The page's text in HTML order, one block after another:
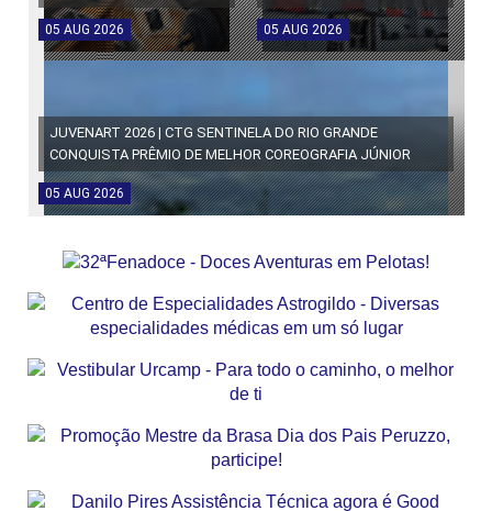
05 AUG 2026 05 AUG 2026
JUVENART 2026 | CTG SENTINELA DO RIO GRANDE
CONQUISTA PRÊMIO DE MELHOR COREOGRAFIA JÚNIOR
05 AUG 2026